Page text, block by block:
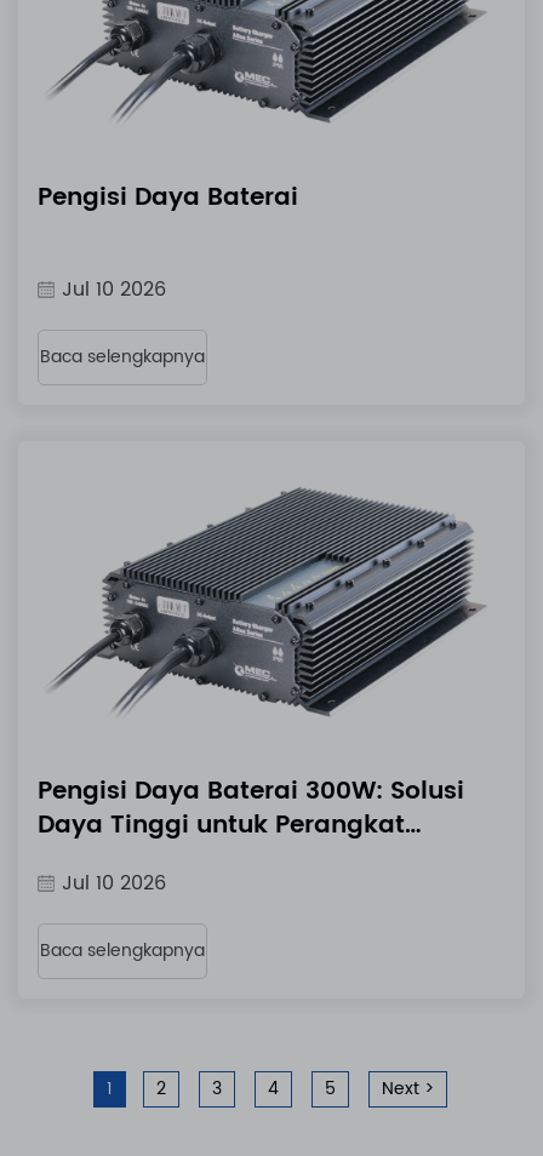
Pengisi Daya Baterai
Jul 10 2026
Baca selengkapnya
Pengisi Daya Baterai 300W: Solusi
Daya Tinggi untuk Perangkat
Jul 10 2026
Baca selengkapnya
1 2 3 4 5 Next >